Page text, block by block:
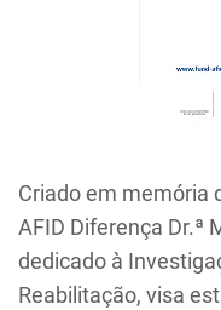
Criado em memória
AFID Diferença Dr.ª
dedicado à
Reabilitação, visa